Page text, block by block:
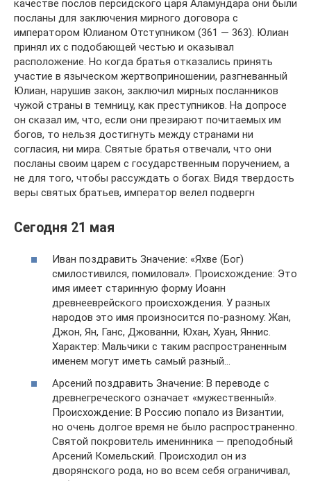
качестве послов персидского царя Аламундара они были
посланы для заключения мирного договора с
императором Юлианом Отступником (361 — 363). Юлиан
принял их с подобающей честью и оказывал
расположение. Но когда братья отказались принять
участие в языческом жертвоприношении, разгневанный
Юлиан, нарушив закон, заключил мирных посланников
чужой страны в темницу, как преступников. На допросе
он сказал им, что, если они презирают почитаемых им
богов, то нельзя достигнуть между странами ни
согласия, ни мира. Святые братья отвечали, что они
посланы своим царем с государственным поручением, а
не для того, чтобы рассуждать о богах. Видя твердость
веры святых братьев, император велел подвергн
Сегодня 21 мая
Иван поздравить Значение: «Яхве (Бог)
смилостивился, помиловал». Происхождение: Это
имя имеет старинную форму Иоанн
древнееврейского происхождения. У разных
народов это имя произносится по-разному: Жан,
Джон, Ян, Ганс, Джованни, Юхан, Хуан, Яннис.
Характер: Мальчики с таким распространенным
именем могут иметь самый разный…
Арсений поздравить Значение: В переводе с
древнегреческого означает «мужественный».
Происхождение: В Россию попало из Византии,
но очень долгое время не было распространенно.
Святой покровитель именинника — преподобный
Арсений Комельский. Происходил он из
дворянского рода, но во всем себя ограничивал,